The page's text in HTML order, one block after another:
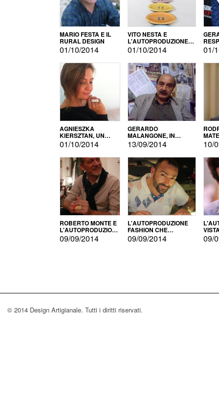
MARIO FESTA E IL
RURAL DESIGN
01/10/2014
VITO NESTA E
L'AUTOPRODUZIONE
COME RECUPERO DEI
SIMBOLI
01/10/2014 01/
AGNIESZKA
KIERSZTAN, UN
MODELLO DI
AUTOPRODUZIONE
01/10/2014
GERARDO
MALANGONE, IN
GIURIA PER IL
CONCORSO
LETTERARIO
13/09/2014 10/
ROBERTO MONTE E
L'AUTOPRODUZIONE
CON IL CENSIMENTO
09/09/2014
L'AUTOPRODUZIONE
FASHION CHE
CONQUISTA GLI USA
09/09/2014 09/
© 2014 Design Artigianale. Tutti i diritti riservati.